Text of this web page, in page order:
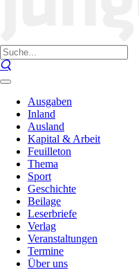
Ausgaben
Inland
Ausland
Kapital & Arbeit
Feuilleton
Thema
Sport
Geschichte
Beilage
Leserbriefe
Verlag
Veranstaltungen
Termine
Über uns